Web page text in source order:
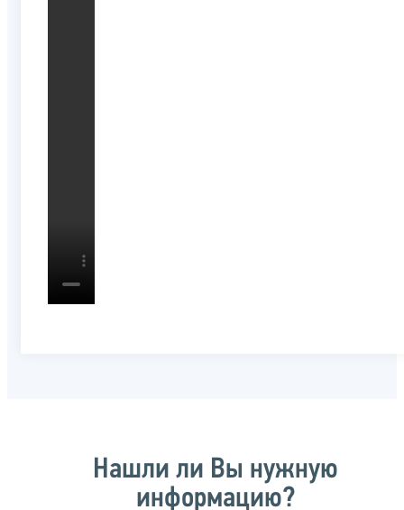
Нашли ли Вы нужную
информацию?